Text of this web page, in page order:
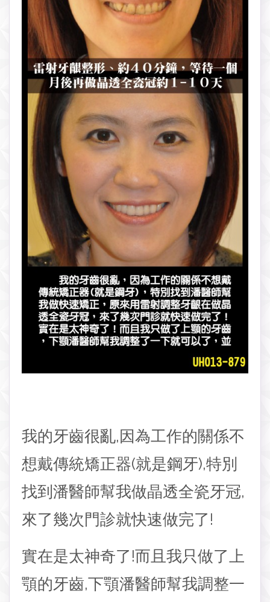
我的牙齒很亂,因為工作的關係不
想戴傳統矯正器(就是鋼牙),特別
找到潘醫師幫我做晶透全瓷牙冠,
來了幾次門診就快速做完了!
實在是太神奇了!而且我只做了上
顎的牙齒,下顎潘醫師幫我調整一